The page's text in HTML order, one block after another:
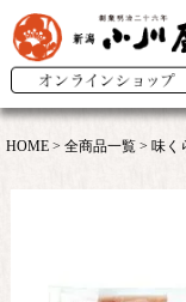
HOME 全商品一覧 味く